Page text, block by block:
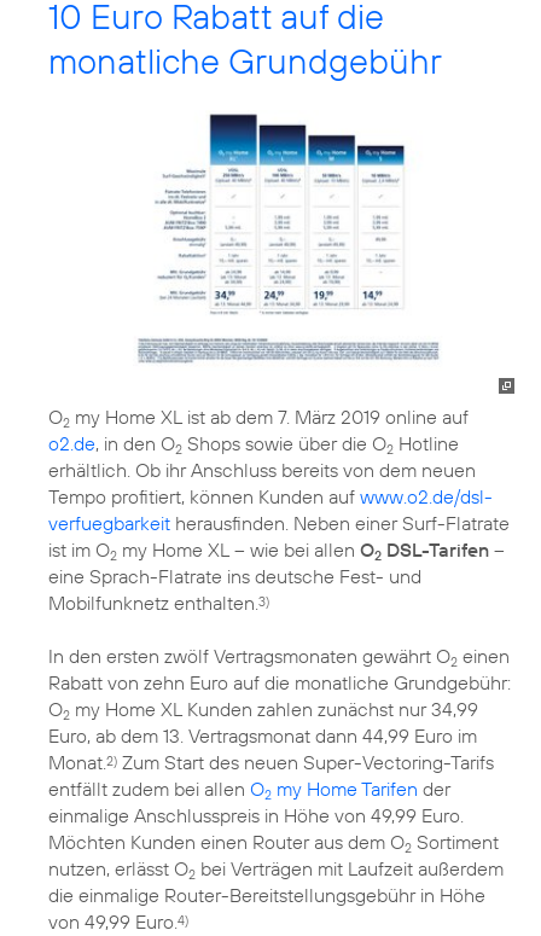
10 Euro Rabatt auf die
monatliche Grundgebühr
O2 my Home XL ist ab dem 7. März 2019 online auf
o2.de, in den O2 Shops sowie über die O2 Hotline
erhältlich. Ob ihr Anschluss bereits von dem neuen
Tempo profitiert, können Kunden auf www.o2.de/dsl-
verfuegbarkeit herausfinden. Neben einer Surf-Flatrate
ist im O2 my Home XL – wie bei allen O2 DSL-Tarifen –
eine Sprach-Flatrate ins deutsche Fest- und
Mobilfunknetz enthalten.3)
In den ersten zwölf Vertragsmonaten gewährt O2 einen
Rabatt von zehn Euro auf die monatliche Grundgebühr:
O2 my Home XL Kunden zahlen zunächst nur 34,99
Euro, ab dem 13. Vertragsmonat dann 44,99 Euro im
Monat.2) Zum Start des neuen Super-Vectoring-Tarifs
entfällt zudem bei allen O2 my Home Tarifen der
einmalige Anschlusspreis in Höhe von 49,99 Euro.
Möchten Kunden einen Router aus dem O2 Sortiment
nutzen, erlässt O2 bei Verträgen mit Laufzeit außerdem
die einmalige Router-Bereitstellungsgebühr in Höhe
von 49,99 Euro.4)